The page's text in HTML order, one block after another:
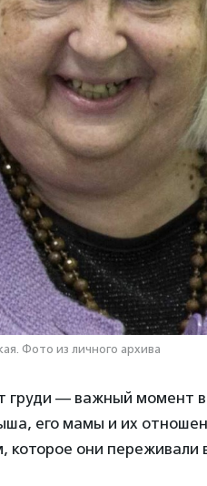
Фото из личного архива
груди — важный момент
его мамы и их
которое они переживали